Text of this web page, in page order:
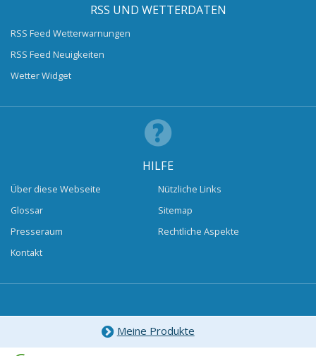
RSS UND WETTERDATEN
RSS Feed Wetterwarnungen
RSS Feed Neuigkeiten
Wetter Widget
HILFE
Über diese Webseite
Glossar
Presseraum
Kontakt
Nützliche Links
Sitemap
Rechtliche Aspekte
Meine Produkte